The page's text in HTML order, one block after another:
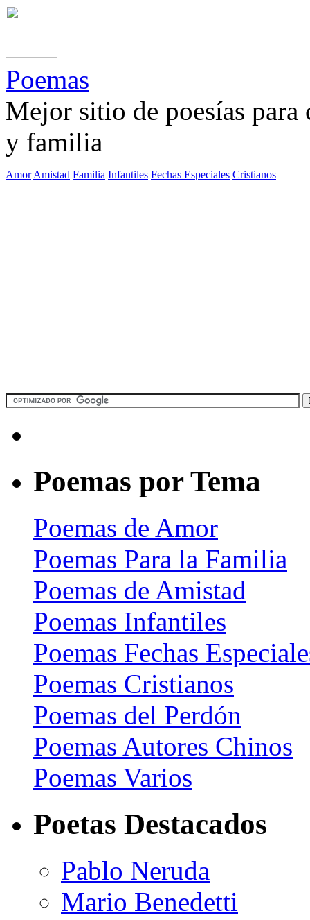
Poemas
Mejor sitio de poesías
y familia
Amor Amistad Familia Infantiles Fechas Especiales Cristianos
Poemas por Tema
Poemas de Amor
Poemas Para la Familia
Poemas de Amistad
Poemas Infantiles
Poemas Fechas
Poemas Cristianos
Poemas del Perdón
Poemas Autores Chinos
Poemas Varios
Poetas Destacados
Pablo Neruda
Mario Benedetti